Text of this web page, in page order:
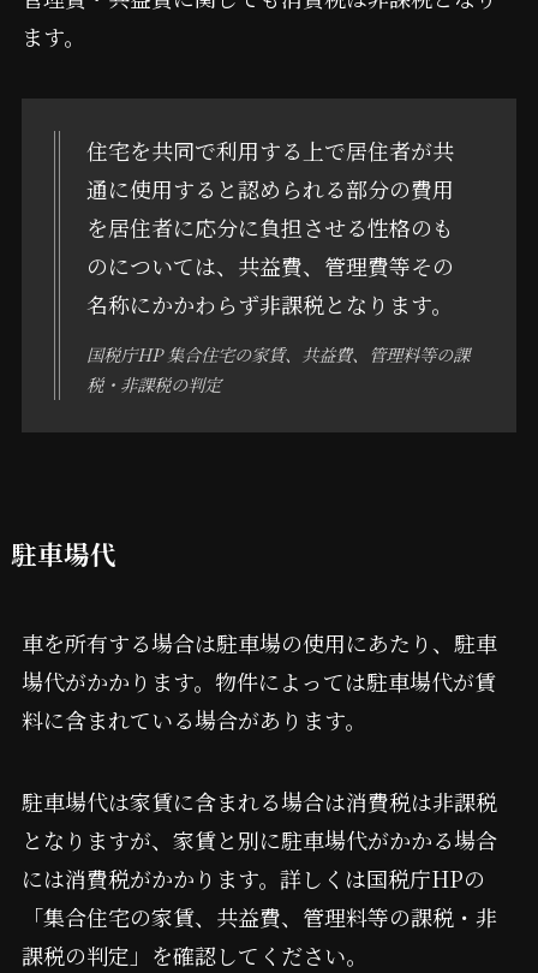
ます。
住宅を共同で利用する上で居住者が共
通に使用すると認められる部分の費用
を居住者に応分に負担させる性格のも
のについては、共益費、管理費等その
名称にかかわらず非課税となります。
国税庁HP 集合住宅の家賃、共益費、管理料等の課
税・非課税の判定
駐車場代
車を所有する場合は駐車場の使用にあたり、駐車
場代がかかります。物件によっては駐車場代が賃
料に含まれている場合があります。
駐車場代は家賃に含まれる場合は消費税は非課税
となりますが、家賃と別に駐車場代がかかる場合
には消費税がかかります。詳しくは国税庁HPの
「集合住宅の家賃、共益費、管理料等の課税・非
課税の判定」を確認してください。